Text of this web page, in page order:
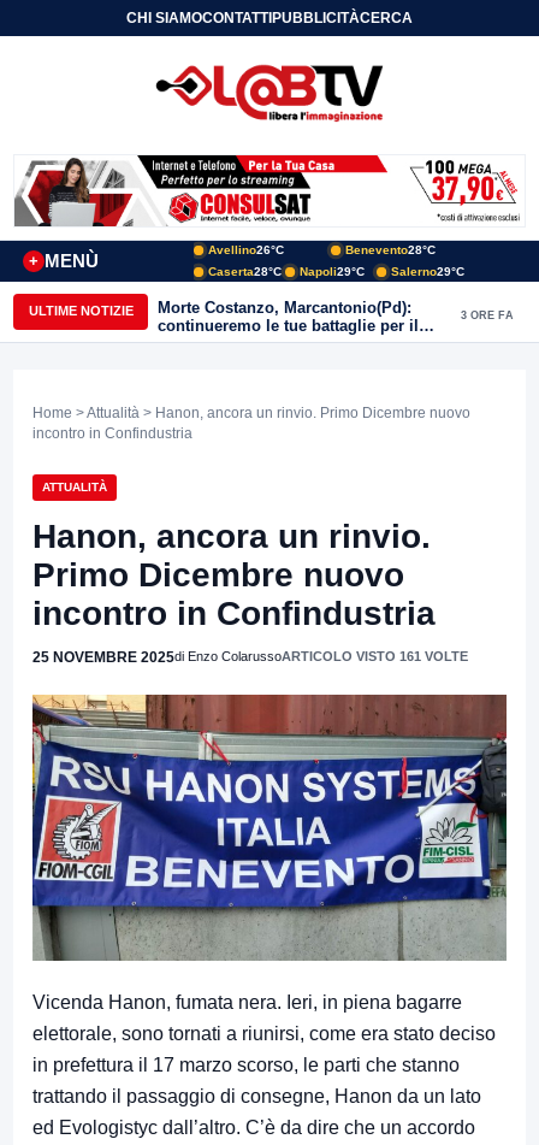
CHI SIAMOCONTATTIPUBBLICITÀCERCA
MENÙ
+
Avellino26°C Benevento28°C
Caserta28°C Napoli29°C Salerno29°C
ULTIME NOTIZIE
Morte Costanzo, Marcantonio(Pd):
continueremo le tue battaglie per il
Sannio
3 ORE FA
Home >Attualità > Hanon, ancora un rinvio. Primo Dicembre nuovo
incontro in Confindustria
ATTUALITÀ
Hanon, ancora un rinvio.
Primo Dicembre nuovo
incontro in Confindustria
25 NOVEMBRE 2025di Enzo ColarussoARTICOLO VISTO 161 VOLTE
Vicenda Hanon, fumata nera. Ieri, in piena bagarre
elettorale, sono tornati a riunirsi, come era stato deciso
in prefettura il 17 marzo scorso, le parti che stanno
trattando il passaggio di consegne, Hanon da un lato
ed Evologistyc dall’altro. C’è da dire che un accordo